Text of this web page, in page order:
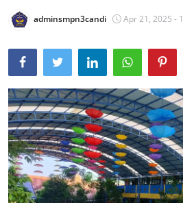
Video SMP
Video SD
Gallery
Lainnya
adminsmpn3candi Apr 21, 2025 -